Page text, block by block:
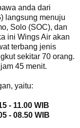
anda dari
langsung menuju
Solo (SOC), dan
ini Wings Air akan
terbang jenis
sekitar 70 orang.
45 menit.
yaitu:
- 11.00 WIB
- 08.50 WIB